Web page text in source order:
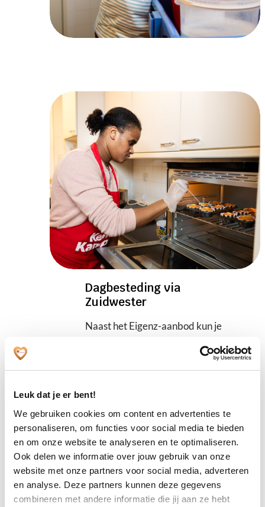
Leuk dat je er bent!
We gebruiken cookies om content en advertenties te
personaliseren, om functies voor social media te bieden
en om onze website te analyseren en te optimaliseren.
Ook delen we informatie over jouw gebruik van onze
website met onze partners voor social media, adverteren
en analyse. Deze partners kunnen deze gegevens
combineren met andere informatie die jij aan ze hebt
Dagbesteding via
Zuidwester
Naast het Eigenz-aanbod kun je
Dit aanbod is verspreid over
verschillende regio’s en bestaat
uit uiteenlopende vormen van
dagbesteding.
Lees verder